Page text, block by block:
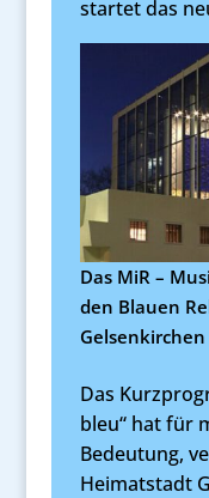
startet das
Das MiR –
den Blauen
Gelsenkirchen
Das
bleu“ hat für
Bedeutung,
Heimatstadt